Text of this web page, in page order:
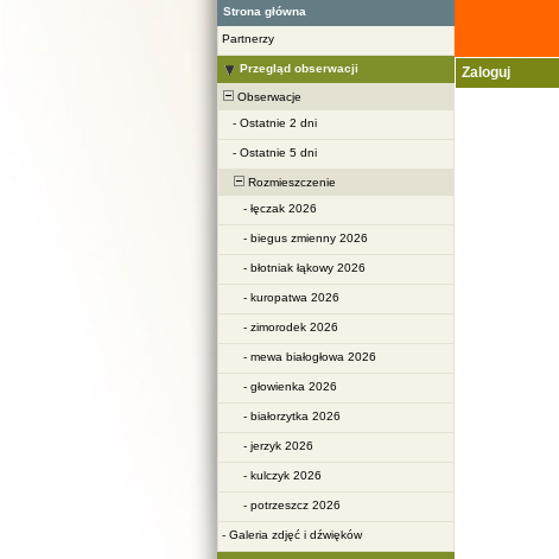
Strona główna
Partnerzy
Przegląd obserwacji
Obserwacje
- Ostatnie 2 dni
- Ostatnie 5 dni
Rozmieszczenie
- łęczak 2026
- biegus zmienny 2026
- błotniak łąkowy 2026
- kuropatwa 2026
- zimorodek 2026
- mewa białogłowa 2026
- głowienka 2026
- białorzytka 2026
- jerzyk 2026
- kulczyk 2026
- potrzeszcz 2026
- Galeria zdjęć i dźwięków
Zaloguj